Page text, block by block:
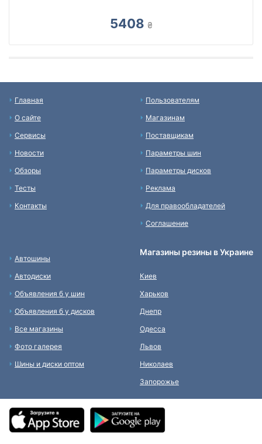
5408 ₴
Главная
О сайте
Сервисы
Новости
Обзоры
Тесты
Контакты
Пользователям
Магазинам
Поставщикам
Параметры шин
Параметры дисков
Реклама
Для правообладателей
Соглашение
Автошины
Автодиски
Объявления б у шин
Объявления б у дисков
Все магазины
Фото галерея
Шины и диски оптом
Магазины резины в Украине
Киев
Харьков
Днепр
Одесса
Львов
Николаев
Запорожье